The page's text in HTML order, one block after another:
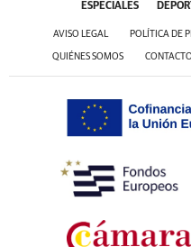
ESPECIALES
AVISO LEGAL POLÍTICA DE
QUIÉNES SOMOS CONTACTO